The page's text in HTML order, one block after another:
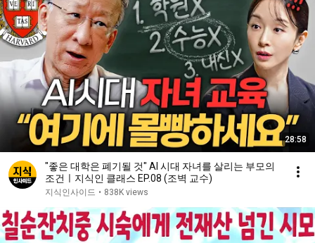
28:58
"좋은 대학은 폐기될 것" AI 시대 자녀를 살리는 부모의
조건ㅣ지식인 클래스 EP.08 (조벽 교수)
지식인사이드 • 838K views